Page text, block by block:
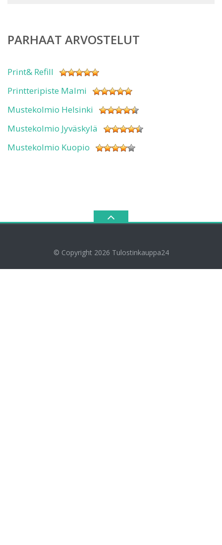
PARHAAT ARVOSTELUT
Print& Refill
Printteripiste Malmi
Mustekolmio Helsinki
Mustekolmio Jyväskylä
Mustekolmio Kuopio
© Copyright 2026 Tulostinkauppa24